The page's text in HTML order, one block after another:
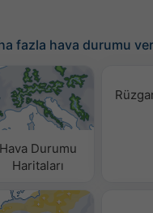
fazla hava durumu
Hava Durumu
Haritaları​